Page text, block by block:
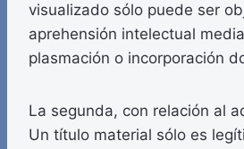
visualizado sólo puede ser
aprehensión intelectual
plasmación o incorporación
La segunda, con relación al
Un título material sólo es